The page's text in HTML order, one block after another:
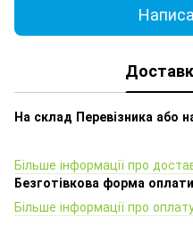
На склад Перевізника або
Більше інформації про
Безготівкова форма
Більше інформації про